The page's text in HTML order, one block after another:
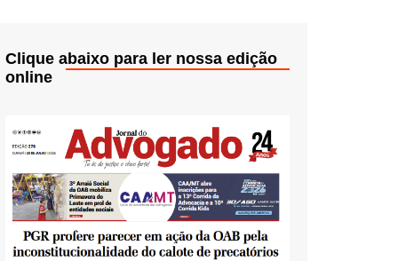
Clique abaixo para ler nossa edição
online